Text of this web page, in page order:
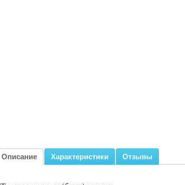
Описание Характеристики Отзывы